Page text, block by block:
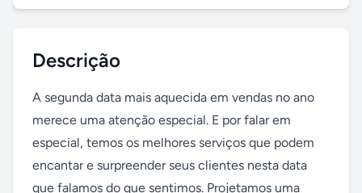
Descrição
A segunda data mais aquecida em vendas no ano
merece uma atenção especial. E por falar em
especial, temos os melhores serviços que podem
encantar e surpreender seus clientes nesta data
que falamos do que sentimos. Projetamos uma